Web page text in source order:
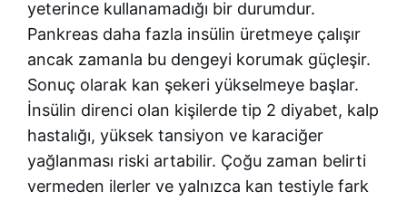
yeterince kullanamadığı bir durumdur.
Pankreas daha fazla insülin üretmeye çalışır
ancak zamanla bu dengeyi korumak güçleşir.
Sonuç olarak kan şekeri yükselmeye başlar.
İnsülin direnci olan kişilerde tip 2 diyabet, kalp
hastalığı, yüksek tansiyon ve karaciğer
yağlanması riski artabilir. Çoğu zaman belirti
vermeden ilerler ve yalnızca kan testiyle fark